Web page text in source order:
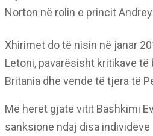
Norton në rolin e princit
Xhirimet do të nisin në janar
Letoni, pavarësisht kritikave të
Britania dhe vende të tjera të
Më herët gjatë vitit Bashkimi
sanksione ndaj disa